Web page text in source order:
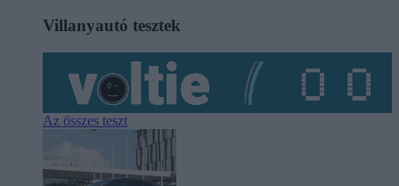
Villanyautó tesztek
Az összes teszt